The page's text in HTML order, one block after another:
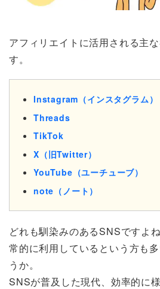
アフィリエイトに活用される主
す。
Instagram（インスタグラム）
Threads
TikTok
X（旧Twitter）
YouTube（ユーチューブ）
note（ノート）
どれも馴染みのあるSNSですよ
常的に利用しているという方も
うか。
SNSが普及した現代、効率的に